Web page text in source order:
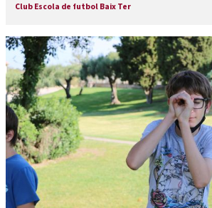
Club Escola de futbol Baix Ter